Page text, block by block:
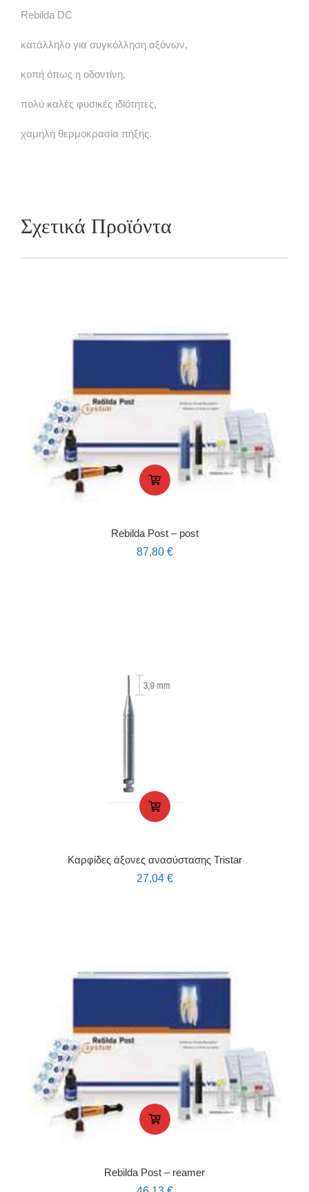
Rebilda DC
κατάλληλο για συγκόλληση αξόνων,
κοπή όπως η οδοντίνη,
πολύ καλές φυσικές ιδιότητες,
χαμηλή θερμοκρασία πήξης.
Σχετικά Προϊόντα
Rebilda Post – post
87,80 €
Καρφίδες άξονες ανασύστασης Tristar
27,04 €
Rebilda Post – reamer